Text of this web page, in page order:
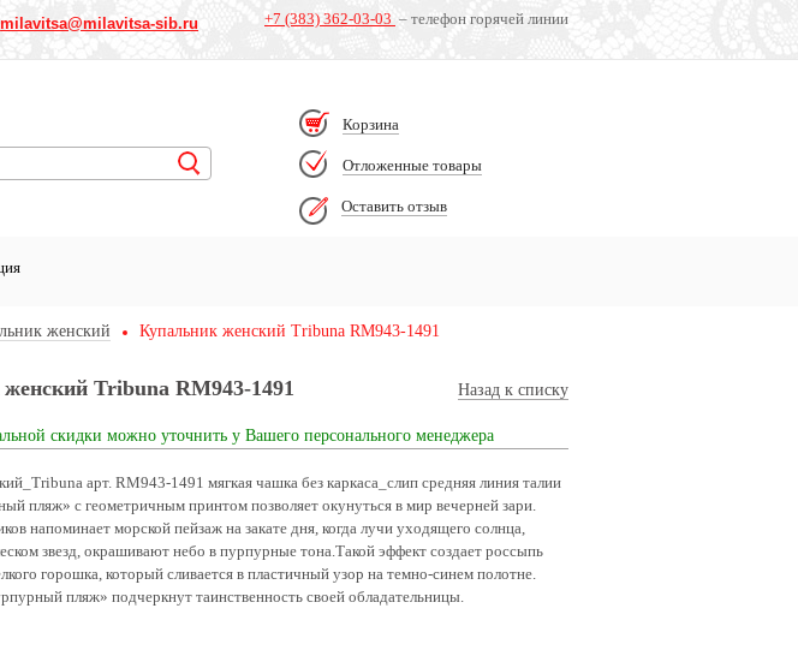
+7 (383) 362-03-03 – телефон горячей линии
milavitsa@milavitsa-sib.ru
Корзина
Отложенные товары
Оставить отзыв
женский Купальник женский Tribuna RM943-1491
Назад к списку
Tribuna RM943-1491
скидки можно уточнить у Вашего персонального менеджера
арт. RM943-1491 мягкая чашка без каркаса_слип средняя линия талии
пляж» с геометричным принтом позволяет окунуться в мир вечерней зари.
напоминает морской пейзаж на закате дня, когда лучи уходящего солнца,
звезд, окрашивают небо в пурпурные тона.Такой эффект создает россыпь
горошка, который сливается в пластичный узор на темно-синем полотне.
пляж» подчеркнут таинственность своей обладательницы.